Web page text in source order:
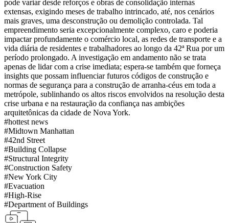
pode variar desde reforços e obras de consolidação internas
extensas, exigindo meses de trabalho intrincado, até, nos cenários
mais graves, uma desconstrução ou demolição controlada. Tal
empreendimento seria excepcionalmente complexo, caro e poderia
impactar profundamente o comércio local, as redes de transporte e a
vida diária de residentes e trabalhadores ao longo da 42ª Rua por um
período prolongado. A investigação em andamento não se trata
apenas de lidar com a crise imediata; espera-se também que forneça
insights que possam influenciar futuros códigos de construção e
normas de segurança para a construção de arranha-céus em toda a
metrópole, sublinhando os altos riscos envolvidos na resolução desta
crise urbana e na restauração da confiança nas ambições
arquitetônicas da cidade de Nova York.
#hottest news
#Midtown Manhattan
#42nd Street
#Building Collapse
#Structural Integrity
#Construction Safety
#New York City
#Evacuation
#High-Rise
#Department of Buildings